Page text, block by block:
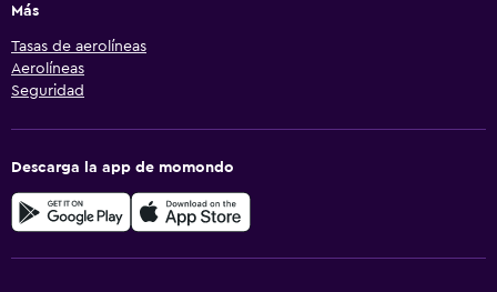
Más
Tasas de aerolíneas
Aerolíneas
Seguridad
Descarga la app de momondo